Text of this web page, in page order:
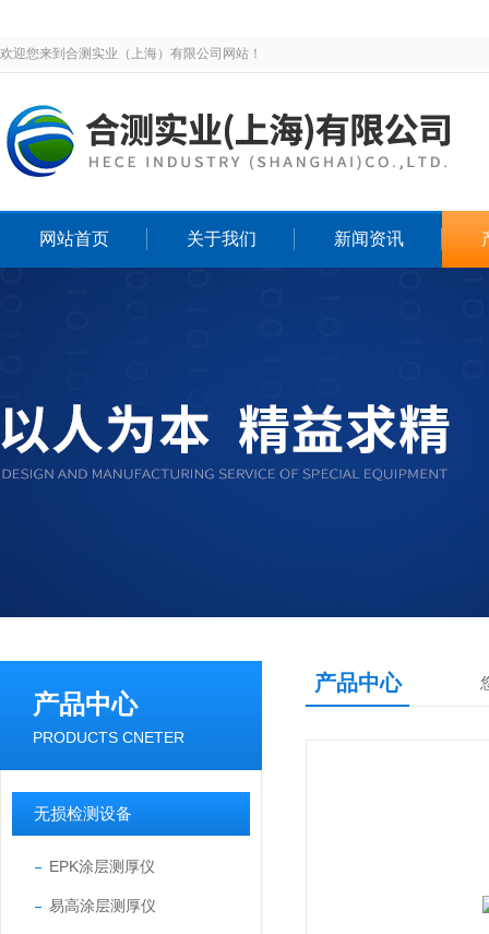
欢迎您来到合测实业（上海）有限公司网站！
网站首页 关于我们 新闻资讯
产品中心
PRODUCTS CNETER
无损检测设备
EPK涂层测厚仪
易高涂层测厚仪
产品中心